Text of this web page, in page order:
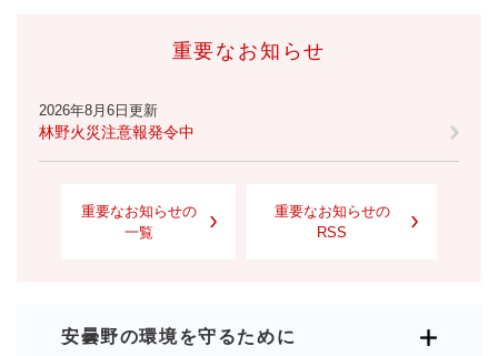
重要なお知らせ
2026年8月6日更新
林野火災注意報発令中
重要なお知らせの
一覧
重要なお知らせの
RSS
安曇野の環境を守るために